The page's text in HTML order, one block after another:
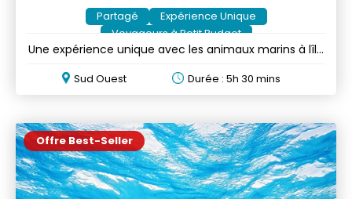
Partagé
Expérience Unique
Voyageurs à Petit Budget
Une expérience unique avec les animaux marins à lîle
Sud Ouest Durée : 5h 30 mins
Offre Best-Seller